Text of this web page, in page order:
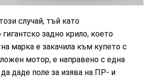
случай, тъй като
задно крило, което
марка е закачила към купето с
мотор, е направено с една
даде поле за изява на ПР- и